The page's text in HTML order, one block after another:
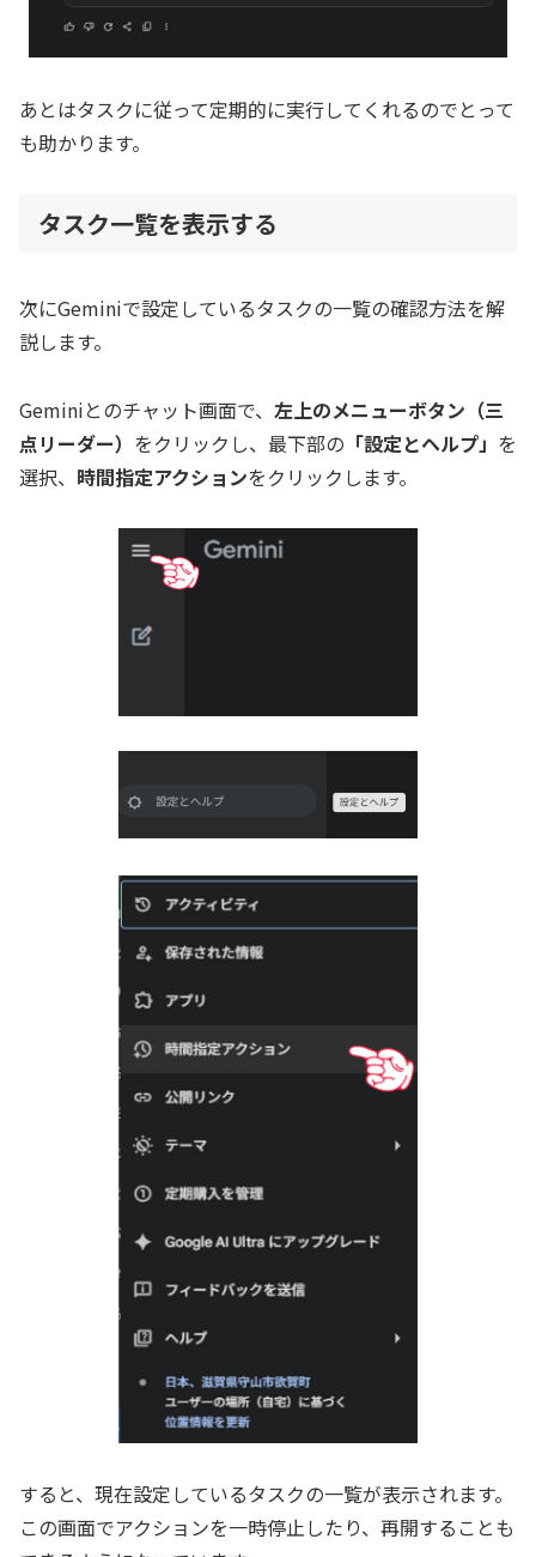
あとはタスクに従って定期的に実行してくれるのでとって
も助かります。
タスク一覧を表示する
次にGeminiで設定しているタスクの一覧の確認方法を解
説します。
Geminiとのチャット画面で、 左上のメニューボタン（三
点リーダー） をクリックし、最下部の 「設定とヘルプ」 を
選択、 時間指定アクションをクリックします。
すると、現在設定しているタスクの一覧が表示されます。
この画面でアクションを一時停止したり、再開することも